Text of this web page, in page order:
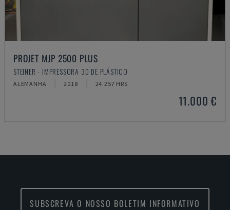
PROJET MJP 2500 PLUS
STEINER - IMPRESSORA 3D DE PLÁSTICO
ALEMANHA 2018 24.257 HRS
11.000 €
SUBSCREVA O NOSSO BOLETIM INFORMATIVO